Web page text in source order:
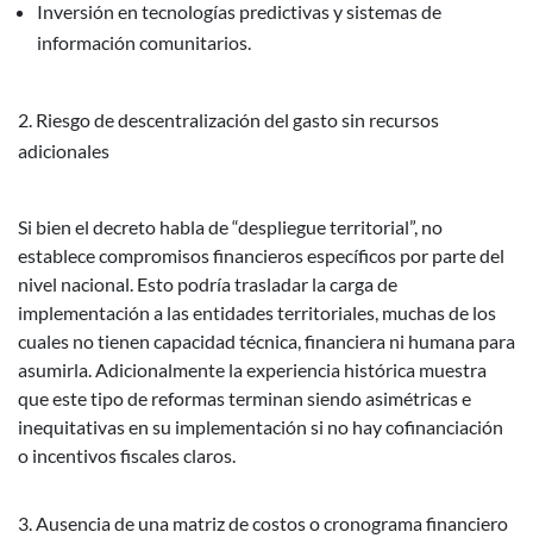
Inversión en tecnologías predictivas y sistemas de
información comunitarios.
Riesgo de descentralización del gasto sin recursos
adicionales
Si bien el decreto habla de “despliegue territorial”, no
establece compromisos financieros específicos por parte del
nivel nacional. Esto podría trasladar la carga de
implementación a las entidades territoriales, muchas de los
cuales no tienen capacidad técnica, financiera ni humana para
asumirla. Adicionalmente la experiencia histórica muestra
que este tipo de reformas terminan siendo asimétricas e
inequitativas en su implementación si no hay cofinanciación
o incentivos fiscales claros.
Ausencia de una matriz de costos o cronograma financiero